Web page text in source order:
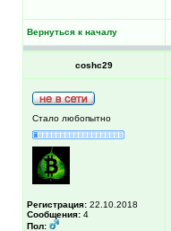
Вернуться к началу
coshc29
Стало любопытно
Регистрация: 22.10.2018
Сообщения: 4
Пол: